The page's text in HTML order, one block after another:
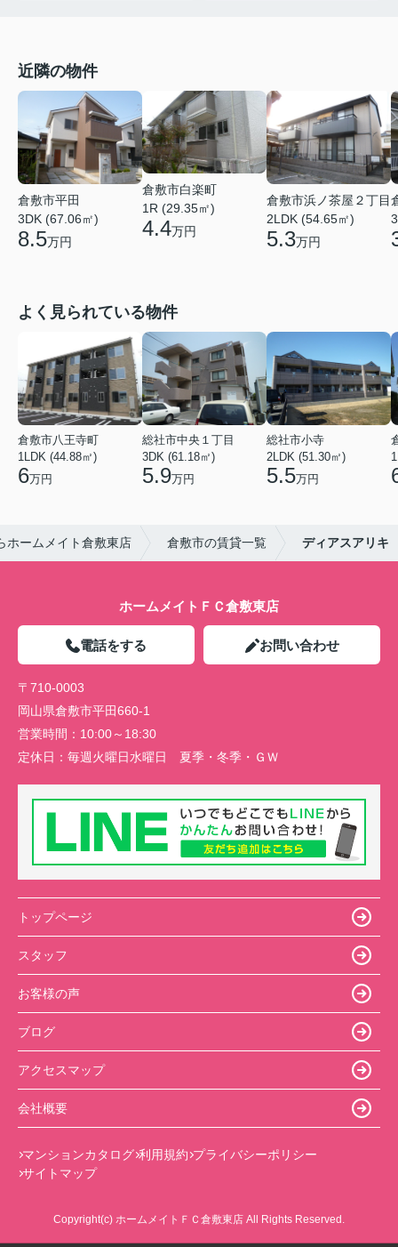
近隣の物件
倉敷市平田
3DK (67.06㎡)
8.5万円
倉敷市白楽町
1R (29.35㎡)
4.4万円
倉敷市浜ノ茶屋２丁目
2LDK (54.65㎡)
5.3万円
よく見られている物件
倉敷市八王寺町
1LDK (44.88㎡)
6万円
総社市中央１丁目
3DK (61.18㎡)
5.9万円
総社市小寺
2LDK (51.30㎡)
5.5万円
ホームメイト倉敷東店 倉敷市の賃貸一覧 ディアスアリキ
ホームメイトＦＣ倉敷東店
電話をする お問い合わせ
〒710-0003
岡山県倉敷市平田660-1
営業時間： 10:00～18:30
定休日： 毎週火曜日水曜日 夏季・冬季・ＧＷ
トップページ
スタッフ
お客様の声
ブログ
アクセスマップ
会社概要
マンションカタログ 利用規約 プライバシーポリシー
サイトマップ
Copyright(c) ホームメイトＦＣ倉敷東店 All Rights Reserved.